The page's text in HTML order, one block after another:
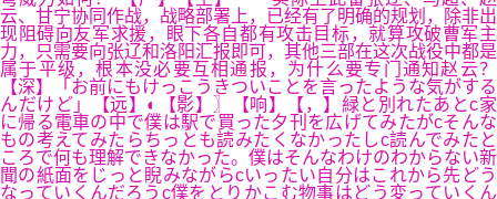
云、甘宁协同作战，战略部署上，已经有了明确的规划，除非出
现阻碍向友军求援，眼下各自都有攻击目标，就算攻破曹军主
力，只需要向张辽和洛阳汇报即可，其他三部在这次战役中都是
属于平级，根本没必要互相通报，为什么要专门通知赵云？
【深】「お前にもけっこうきついことを言ったような気がする
んだけど」【远】◐【影】〗【响】【，】緑と別れたあとc家
に帰る電車の中で僕は駅で買った夕刊を広げてみたがcそんな
もの考えてみたらちっとも読みたくなかったしc読んでみたと
ころで何も理解できなかった。僕はそんなわけのわからない新
聞の紙面をじっと睨みながらcいったい自分はこれから先どう
なっていくんだろうc僕をとりかこむ物事はどう変っていくん